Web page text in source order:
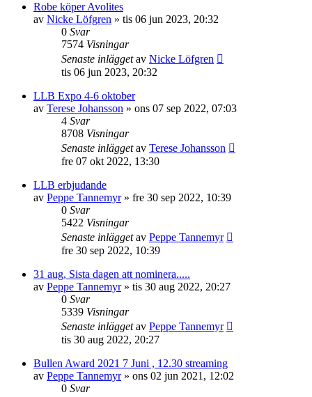
Robe köper Avolites
av Nicke Löfgren » tis 06 jun 2023, 20:32
0 Svar
7574 Visningar
Senaste inläggetav Nicke Löfgren
tis 06 jun 2023, 20:32
LLB Expo 4-6 oktober
av Terese Johansson » ons 07 sep 2022, 07:03
4 Svar
8708 Visningar
Senaste inläggetav Terese Johansson
fre 07 okt 2022, 13:30
LLB erbjudande
av Peppe Tannemyr» fre 30 sep 2022, 10:39
0 Svar
5422 Visningar
Senaste inläggetav Peppe Tannemyr
fre 30 sep 2022, 10:39
31 aug, Sista dagen att nominera.....
av Peppe Tannemyr» tis 30 aug 2022, 20:27
0 Svar
5339 Visningar
Senaste inläggetav Peppe Tannemyr
tis 30 aug 2022, 20:27
Bullen Award 2021 7 Juni , 12.30 streaming
av Peppe Tannemyr» ons 02 jun 2021, 12:02
0 Svar